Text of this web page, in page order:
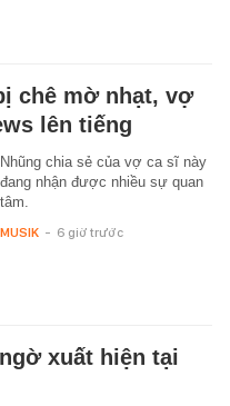
chê mờ nhạt, vợ
lên tiếng
Nhũng chia sẻ của vợ ca sĩ này
đang nhận được nhiều sự quan
tâm.
MUSIK - 6 giờ trước
xuất hiện tại